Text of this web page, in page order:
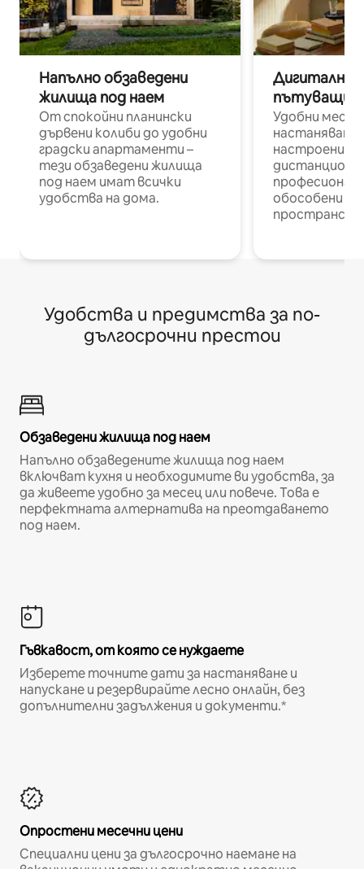
Напълно обзаведени
жилища под наем
От спокойни планински
дървени колиби до удобни
градски апартаменти –
тези обзаведени жилища
под наем имат всички
удобства на дома.
Дигитални
пътуващи
Удобни
настаняване
настроени и
обособени
Удобства и предимства за по-
дългосрочни престои
Обзаведени жилища под наем
Напълно обзаведените жилища под наем
включват кухня и необходимите ви удобства, за
да живеете удобно за месец или повече. Това е
перфектната алтернатива на преотдаването
под наем.
Гъвкавост, от която се нуждаете
Изберете точните дати за настаняване и
напускане и резервирайте лесно онлайн, без
допълнителни задължения и документи.*
Опростени месечни цени
Специални цени за дългосрочно наемане на